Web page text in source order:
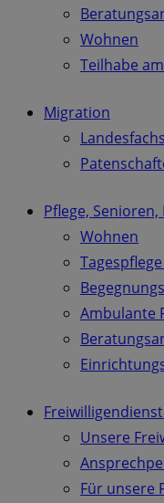
Wohnen
Teilhabe
Migration
Pflege,
Wohnen
Ambulante
Unsere
Für unsere